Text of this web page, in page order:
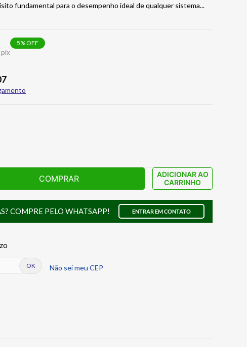
fundamental para o desempenho ideal de qualquer sistema...
5% OFF
COMPRAR
ADICIONAR AO
CARRINHO
COMPRE PELO WHATSAPP! ENTRAR EM CONTATO
Não sei meu CEP